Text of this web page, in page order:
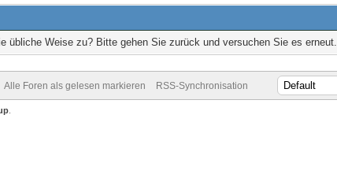
übliche Weise zu? Bitte gehen Sie zurück und versuchen Sie es erneut.
Alle Foren als gelesen markieren RSS-Synchronisation
.